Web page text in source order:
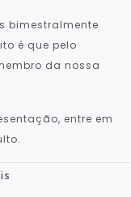
bimestralmente
é que pelo
da nossa
entre em